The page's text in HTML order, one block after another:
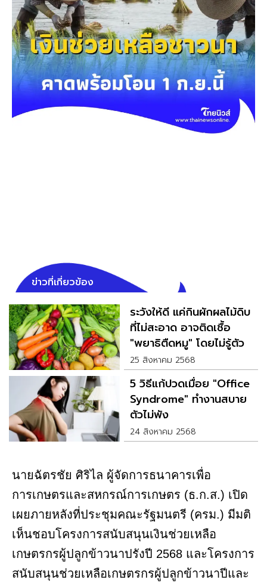
ข่าวที่เกี่ยวข้อง
ระวังให้ดี แค่กินผักผลไม้ดิบ
ที่ไม่สะอาด อาจติดเชื้อ
"พยาธิตืดหมู" โดยไม่รู้ตัว
25 สิงหาคม 2568
5 วิธีแก้ปวดเมื่อย "Office
Syndrome" ทำงานสบาย
ตัวไม่พัง
24 สิงหาคม 2568
นายฉัตรชัย ศิริไล ผู้จัดการธนาคารเพื่อ
การเกษตรและสหกรณ์การเกษตร (ธ.ก.ส.) เปิด
เผยภายหลังที่ประชุมคณะรัฐมนตรี (ครม.) มีมติ
เห็นชอบโครงการสนับสนุนเงินช่วยเหลือ
เกษตรกรผู้ปลูกข้าวนาปรังปี 2568 และโครงการ
สนับสนุนช่วยเหลือเกษตรกรผู้ปลูกข้าวนาปีและ